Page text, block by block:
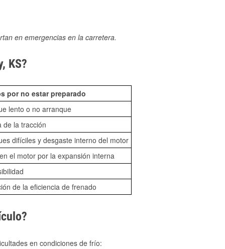
en emergencias en la carretera.
KS?
por no estar preparado
lento o no arranque
de la tracción
difíciles y desgaste interno del motor
el motor por la expansión interna
de la eficiencia de frenado
en condiciones de frío: